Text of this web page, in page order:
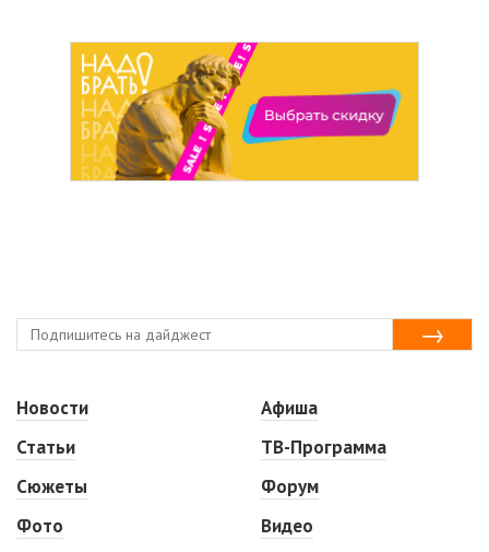
Новости
Статьи
Сюжеты
Фото
Афиша
ТВ-Программа
Форум
Видео